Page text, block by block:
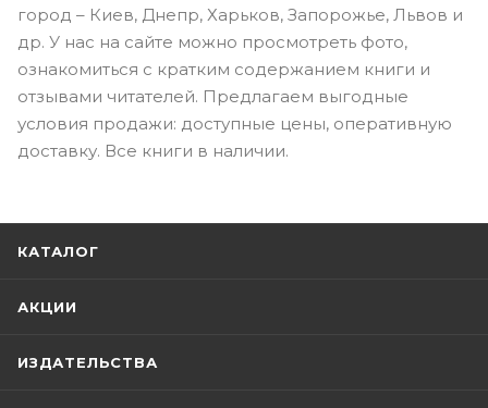
город – Киев, Днепр, Харьков, Запорожье, Львов и
др. У нас на сайте можно просмотреть фото,
ознакомиться с кратким содержанием книги и
отзывами читателей. Предлагаем выгодные
условия продажи: доступные цены, оперативную
доставку. Все книги в наличии.
КАТАЛОГ
АКЦИИ
ИЗДАТЕЛЬСТВА